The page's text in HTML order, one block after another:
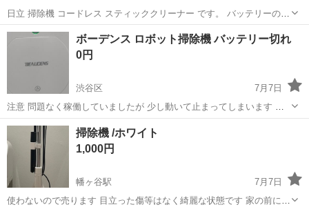
日立 掃除機 コードレス スティッククリーナー です。 バッテリーの性
能が落ちており、充電がうまくできる日とできない日があり、うまく
できない日は使用しているとすぐ電池が切れてしまいます。 上記あら
東京 渋谷区 笹塚駅 生活家電 クリーナー
ボーデンス ロボット掃除機 バッテリー切れ
0円
渋谷区
7月7日
注意 問題なく稼働していましたが 少し動いて止まってしまいます バ
ッテリーの交換必要です 他も合わせてお引き取り大変助かります お早
めお引き取り日程コメント合わせて 宜しくお願い致します
東京 渋谷区 生活家電 ロボット掃除機
掃除機 /ホワイト
1,000円
幡ヶ谷駅
7月7日
使わないので売ります 目立った傷等はなく綺麗な状態です 家の前に置